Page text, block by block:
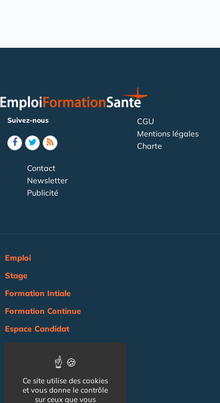
Suivez-nous
CGU
Mentions légales
Charte
Contact
Newsletter
Publicité
Emploi
Stage
Formation Intiale
Formation Continue
Espace Candidat
Agenda
NOS AUTRES SITES :
Ce site utilise des cookies
et vous donne le contrôle
sur ceux que vous